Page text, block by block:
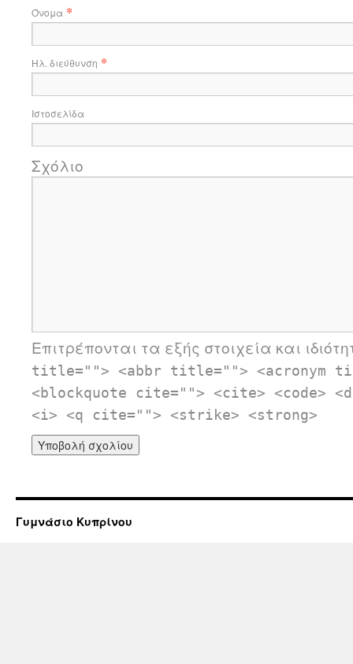
Όνομα *
Ηλ. διεύθυνση *
Ιστοσελίδα
Σχόλιο
Επιτρέπονται τα εξής στοιχεία και
title=""> <abbr title=""> <acronym
<blockquote cite=""> <cite> <code>
<i> <q cite=""> <strike> <strong>
Γυμνάσιο Κυπρίνου